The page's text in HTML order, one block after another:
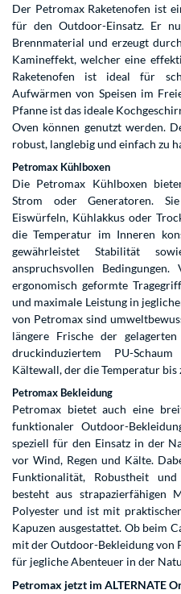
Der Petromax Raketenofen ist
für den Outdoor-Einsatz. Er
Brennmaterial und erzeugt
Kamineffekt, welcher eine
Raketenofen ist ideal für
Aufwärmen von Speisen im
Pfanne ist das ideale
Oven können genutzt werden.
robust, langlebig und einfach zu
Petromax Kühlboxen
Die Petromax Kühlboxen
Strom oder Generatoren.
Eiswürfeln, Kühlakkus oder
die Temperatur im Inneren
gewährleistet Stabilität
anspruchsvollen
ergonomisch geformte
und maximale Leistung in
von Petromax sind
längere Frische der
druckinduziertem PU-
Kältewall, der die Temperatur bis
Petromax Bekleidung
Petromax bietet auch eine
funktionaler Outdoor-
speziell für den Einsatz in der
vor Wind, Regen und Kälte.
Funktionalität, Robustheit
besteht aus strapazierfähigen
Polyester und ist mit
Kapuzen ausgestattet. Ob beim
mit der Outdoor-Bekleidung von
für jegliche Abenteuer in der
Petromax jetzt im ALTERNATE